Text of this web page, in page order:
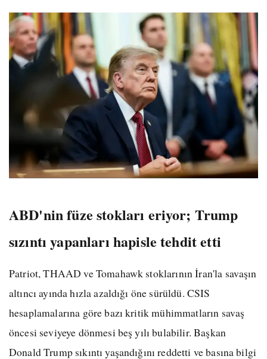
ABD'nin füze stokları eriyor; Trump
sızıntı yapanları hapisle tehdit etti
Patriot, THAAD ve Tomahawk stoklarının İran'la savaşın
altıncı ayında hızla azaldığı öne sürüldü. CSIS
hesaplamalarına göre bazı kritik mühimmatların savaş
öncesi seviyeye dönmesi beş yılı bulabilir. Başkan
Donald Trump sıkıntı yaşandığını reddetti ve basına bilgi